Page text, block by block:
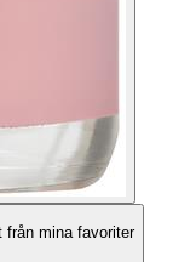
från mina favoriter